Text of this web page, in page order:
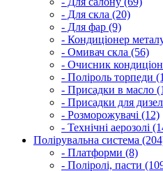
- Для скла (20)
- Для фар (9)
- Кондиціонер
- Омивач скла (56)
- Очисник
- Поліроль торпеди
- Присадки в масло
- Присадки для
- Розморожувачі (12)
- Технічні аерозолі
Полірувальна система
- Платформи (8)
- Поліролі, пасти